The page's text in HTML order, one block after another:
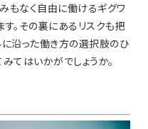
もなく自由に働けるギグワ
。その裏にあるリスクも把
に沿った働き方の選択肢のひ
てはいかがでしょうか。